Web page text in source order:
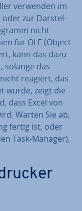
verwenden im
oder zur Dar­stel­
nicht
für OLE (Object
kann das dazu
solange das
reagiert, das
wurde, zeigt die
dass Excel von
Warten Sie ab,
fertig ist, oder
Task-Manager),